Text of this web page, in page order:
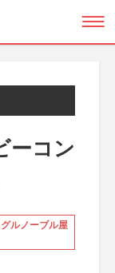
ーコン
ルノーブル屋